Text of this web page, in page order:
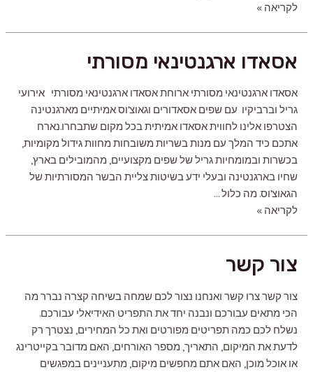
הזמנת
בקייטרינג
לקריאה »
אסאדו ארגנטינאי מסורתי
אסאדו ארגנטינאי מסורתי ארוחת אסאדו ארגנטינאי מסורתי אירועי
גריל וברביקיו עם שפים אסאדורים וגאוצ'וס אמיתיים מארגנטינה
הצטרפו אלינו לחווית אסאדו אמיתית בכל מקום שתבחרו.נארח
אתכם כיד המלך עם מנות בשריות משובחות מחוות גידול מקומיות,
בכשרות ובמומחיות גריל של שפים מקצועיים, מהמובילים בארץ,
שחיו בארגנטינה ובעלי ידע בשיטות צליית הבשר המסורתיות של
הגאוצ'וס. מה כלול …
אסאדו
לקריאה »
צור קשר
צור קשר צרו קשר ואנחנו נצור לכם שמחה בשיחה קצרה נברר מה
הכי מתאים עבורכם ונבנה יחד את התפריט האידיאלי עבורכם.
נשלח לכם כמה תפריטים מפורטים ואת כל המחירים, נצטרך רק
לדעת את המיקום, התאריך, מספר האורחים, האם מדובר בקייטרינג
או אוכל מוכן, האם אתם מחפשים מיקום, מתעניינים במפגשים